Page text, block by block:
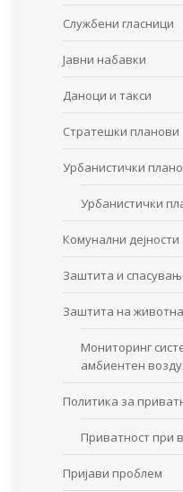
Службени гласници
Јавни набавки
Даноци и такси
Стратешки планови
Урбанистички
Урбанистички
Комунални дејности
Заштита и
Заштита на
Мониторинг
амбиентен
Политика за
Приватност при
Пријави проблем